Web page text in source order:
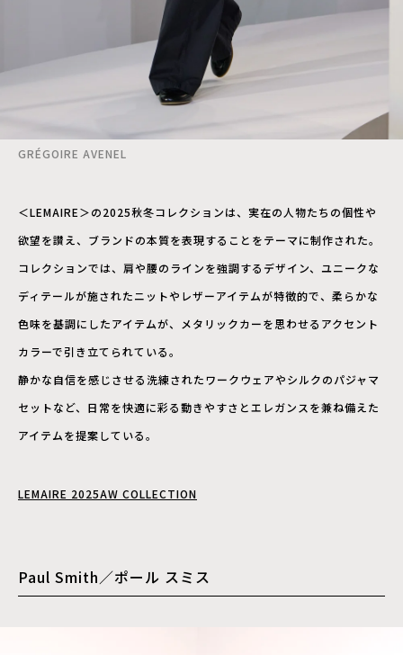
GRÉGOIRE AVENEL
＜LEMAIRE＞の2025秋冬コレクションは、実在の人物たちの個性や
欲望を讃え、ブランドの本質を表現することをテーマに制作された。
コレクションでは、肩や腰のラインを強調するデザイン、ユニークな
ディテールが施されたニットやレザーアイテムが特徴的で、柔らかな
色味を基調にしたアイテムが、メタリックカーを思わせるアクセント
カラーで引き立てられている。
静かな自信を感じさせる洗練されたワークウェアやシルクのパジャマ
セットなど、日常を快適に彩る動きやすさとエレガンスを兼ね備えた
アイテムを提案している。
LEMAIRE 2025AW COLLECTION
Paul Smith／ポール スミス